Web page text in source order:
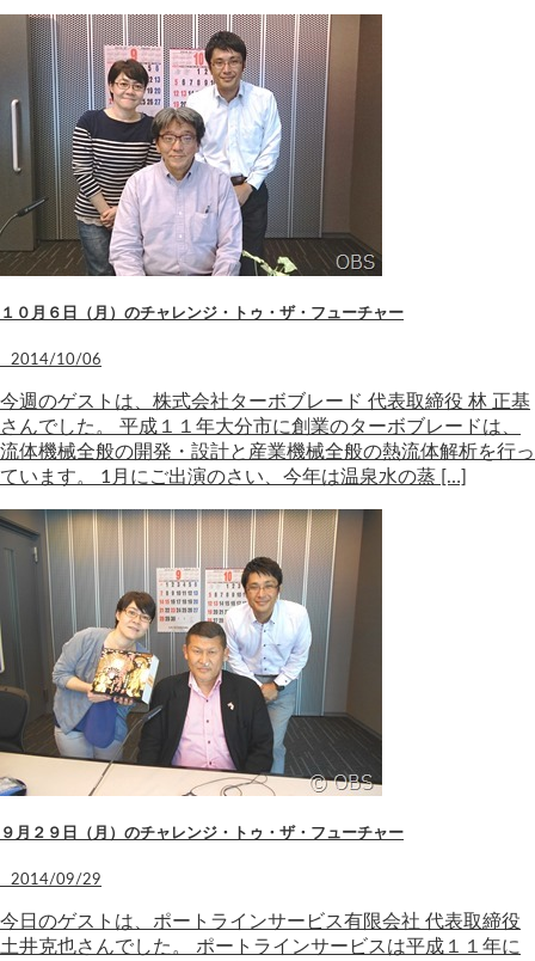
１０月６日（月）のチャレンジ・トゥ・ザ・フューチャー
2014/10/06
今週のゲストは、株式会社ターボブレード 代表取締役 林 正基
さんでした。 平成１１年大分市に創業のターボブレードは、
流体機械全般の開発・設計と産業機械全般の熱流体解析を行っ
ています。 1月にご出演のさい、今年は温泉水の蒸 […]
９月２９日（月）のチャレンジ・トゥ・ザ・フューチャー
2014/09/29
今日のゲストは、ポートラインサービス有限会社 代表取締役
土井克也さんでした。 ポートラインサービスは平成１１年に